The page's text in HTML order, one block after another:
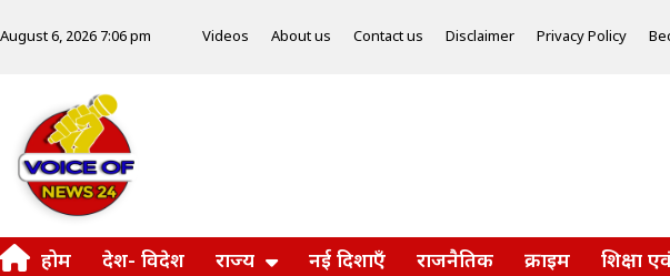
August 6, 2026 7:06 pm Videos About us Contact us Disclaimer Privacy Policy
होम देश- विदेश राज्य नई दिशाएँ राजनैतिक क्राइम शिक्षा